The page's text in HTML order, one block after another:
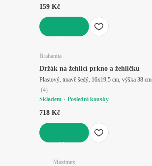
159 Kč
Brabantia
Držák na žehlicí prkno a žehličku
Plastový, tmavě šedý, 16x19,5 cm, výška 38 cm
(4)
Skladem
Poslední kousky
718 Kč
Maximex